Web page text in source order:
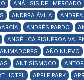
ANÁLISIS DEL MERCADO
ANDREA ÁVILA
ANDRÉS PARDO
ANGÉLICA FIGUEROA
ANIMADORES AÑO NUEVO
ANTISÍSMOCO
HOTEL APPLE PARK